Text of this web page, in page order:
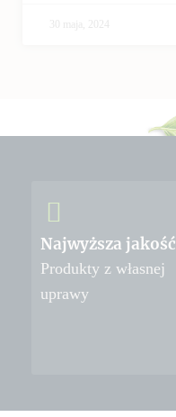
30 maja, 2024
Najwyższa jakość
Produkty z własnej
uprawy